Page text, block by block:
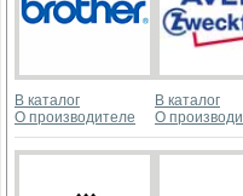
В каталог
О производителе
В каталог
О